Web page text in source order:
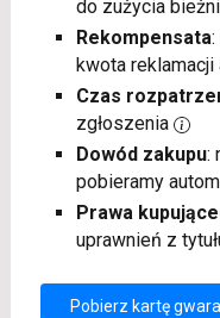
do zużycia
Rekompensata
kwota reklamacji
Czas
zgłoszenia
Dowód zakupu:
pobieramy
Prawa
uprawnień z
Pobierz kartę